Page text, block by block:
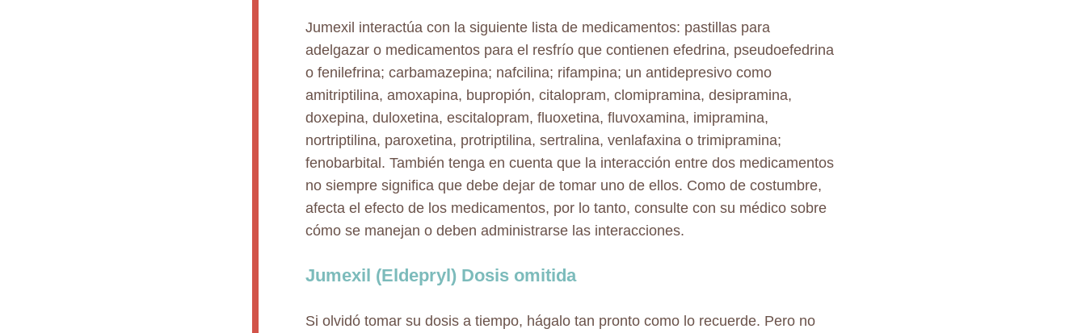
Jumexil interactúa con la siguiente lista de medicamentos: pastillas para
adelgazar o medicamentos para el resfrío que contienen efedrina, pseudoefedrina
o fenilefrina; carbamazepina; nafcilina; rifampina; un antidepresivo como
amitriptilina, amoxapina, bupropión, citalopram, clomipramina, desipramina,
doxepina, duloxetina, escitalopram, fluoxetina, fluvoxamina, imipramina,
nortriptilina, paroxetina, protriptilina, sertralina, venlafaxina o trimipramina;
fenobarbital. También tenga en cuenta que la interacción entre dos medicamentos
no siempre significa que debe dejar de tomar uno de ellos. Como de costumbre,
afecta el efecto de los medicamentos, por lo tanto, consulte con su médico sobre
cómo se manejan o deben administrarse las interacciones.
Jumexil (Eldepryl) Dosis omitida
Si olvidó tomar su dosis a tiempo, hágalo tan pronto como lo recuerde. Pero no